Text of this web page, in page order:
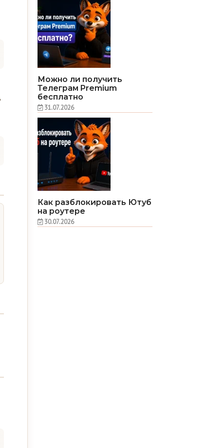
Можно ли получить
Телеграм Premium
бесплатно
31.07.2026
Как разблокировать Ютуб
на роутере
30.07.2026